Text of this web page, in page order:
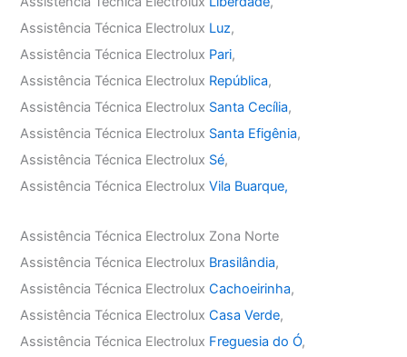
Assistência Técnica Electrolux Luz,
Assistência Técnica Electrolux Pari,
Assistência Técnica Electrolux República,
Assistência Técnica Electrolux Santa Cecília,
Assistência Técnica Electrolux Santa Efigênia,
Assistência Técnica Electrolux Sé,
Assistência Técnica ElectroluxVila Buarque,
Assistência Técnica Electrolux Zona Norte
Assistência Técnica Electrolux Brasilândia,
Assistência Técnica ElectroluxCachoeirinha,
Assistência Técnica ElectroluxCasa Verde,
Assistência Técnica Electrolux Freguesia do Ó,